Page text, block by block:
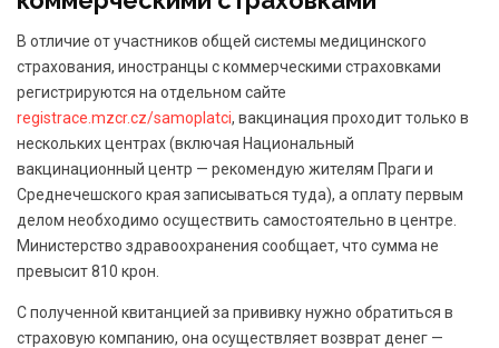
В отличие от участников общей системы медицинского
страхования, иностранцы с коммерческими страховками
регистрируются на отдельном сайте
registrace.mzcr.cz/samoplatci, вакцинация проходит только в
нескольких центрах (включая Национальный
вакцинационный центр — рекомендую жителям Праги и
Среднечешского края записываться туда), а оплату первым
делом необходимо осуществить самостоятельно в центре.
Министерство здравоохранения сообщает, что сумма не
превысит 810 крон.
С полученной квитанцией за прививку нужно обратиться в
страховую компанию, она осуществляет возврат денег —